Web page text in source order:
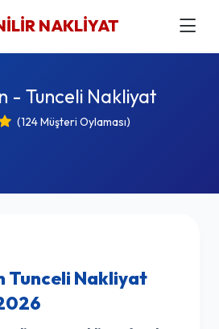
NAKLİYAT
- Tunceli Nakliyat
(124 Müşteri Oylaması)
Tunceli Nakliyat